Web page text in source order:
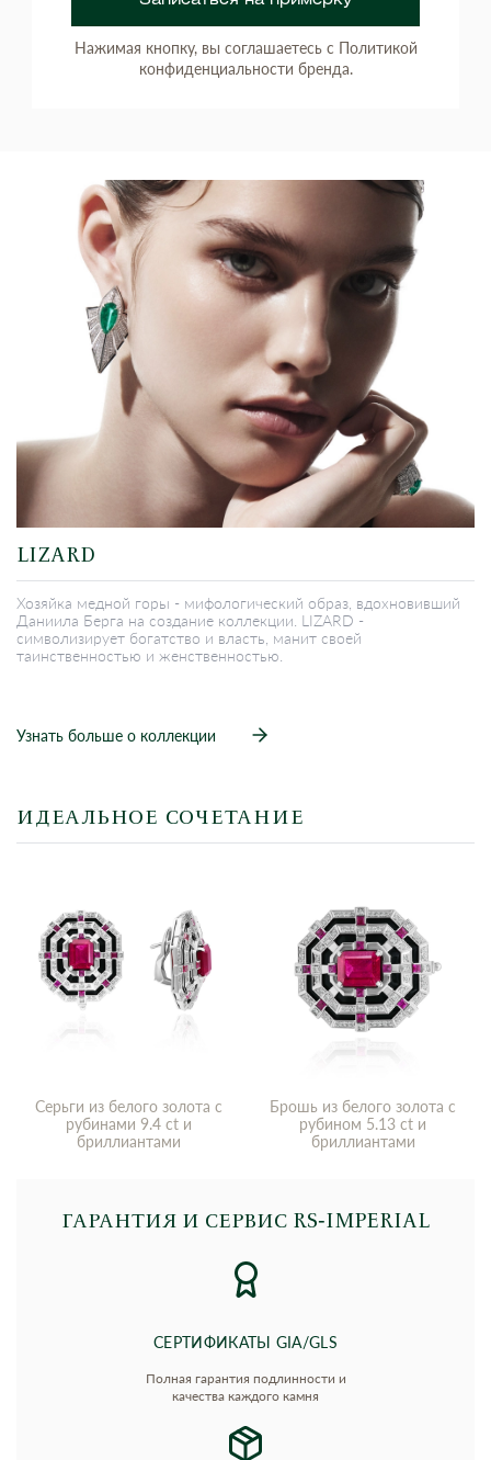
Нажимая кнопку, вы соглашаетесь с Политикой
конфиденциальности бренда.
ИДЕАЛЬНОЕ СОЧЕТАНИЕ
Серьги из белого золота с
рубинами 9.4 ct и
бриллиантами
Брошь из белого золота с
рубином 5.13 ct и
бриллиантами
LIZARD
Хозяйка медной горы - мифологический образ, вдохновивший
Даниила Берга на создание коллекции. LIZARD -
символизирует богатство и власть, манит своей
таинственностью и женственностью.
Узнать больше о коллекции
ГАРАНТИЯ И СЕРВИС RS‑IMPERIAL
СЕРТИФИКАТЫ GIA/GLS
Полная гарантия подлинности и
качества каждого камня